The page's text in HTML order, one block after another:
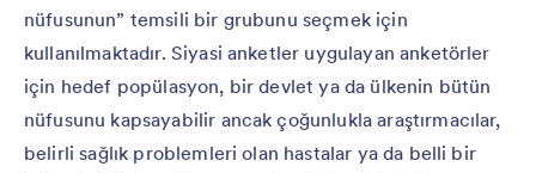
nüfusunun” temsili bir grubunu seçmek için
kullanılmaktadır. Siyasi anketler uygulayan anketörler
için hedef popülasyon, bir devlet ya da ülkenin bütün
nüfusunu kapsayabilir ancak çoğunlukla araştırmacılar,
belirli sağlık problemleri olan hastalar ya da belli bir